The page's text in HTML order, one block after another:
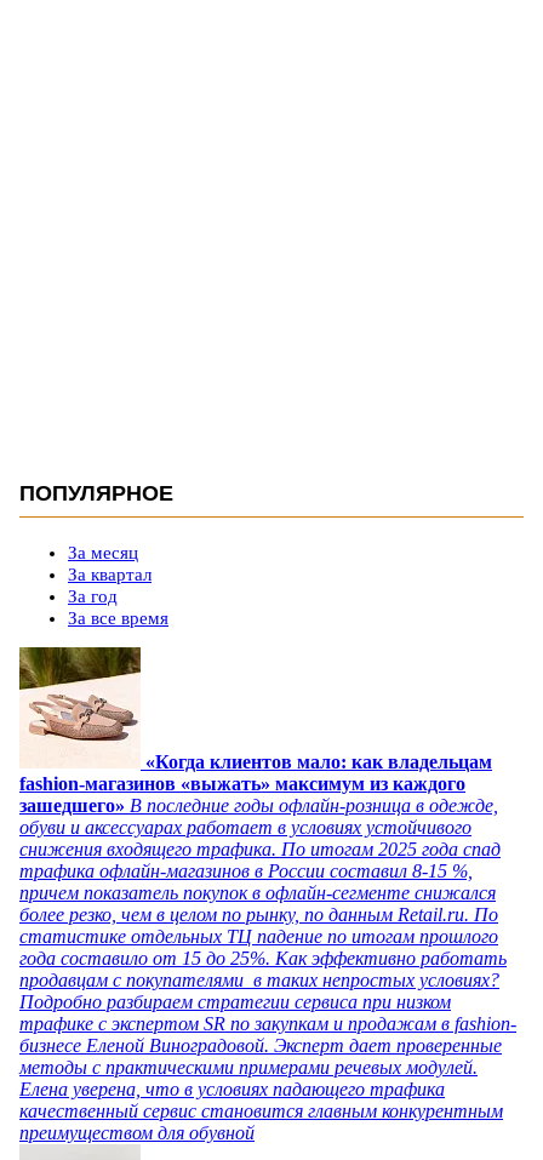
ПОПУЛЯРНОЕ
За месяц
За квартал
За год
За все время
«Когда клиентов мало: как владельцам
fashion-магазинов «выжать» максимум из каждого
зашедшего» В последние годы офлайн-розница в одежде,
обуви и аксессуарах работает в условиях устойчивого
снижения входящего трафика. По итогам 2025 года спад
трафика офлайн-магазинов в России составил 8-15 %,
причем показатель покупок в офлайн-сегменте снижался
более резко, чем в целом по рынку, по данным Retail.ru. По
статистике отдельных ТЦ падение по итогам прошлого
года составило от 15 до 25%. Как эффективно работать
продавцам с покупателями в таких непростых условиях?
Подробно разбираем стратегии сервиса при низком
трафике с экспертом SR по закупкам и продажам в fashion-
бизнесе Еленой Виноградовой. Эксперт дает проверенные
методы с практическими примерами речевых модулей.
Елена уверена, что в условиях падающего трафика
качественный сервис становится главным конкурентным
преимуществом для обувной